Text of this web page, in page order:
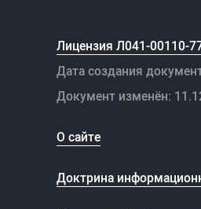
Лицензия Л041-00110-
Дата создания
Документ изменён:
О сайте
Доктрина